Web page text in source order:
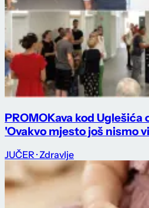
PROMOKava kod
'Ovakvo mjesto još nismo
JUČER · Zdravlje